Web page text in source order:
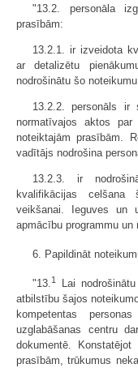
"13.2. personāla
prasībām:
13.2.1. ir izveidota
ar detalizētu
nodrošinātu šo
13.2.2. personāls ir
normatīvajos aktos par
noteiktajām prasībām.
vadītājs nodrošina
13.2.3. ir
kvalifikācijas celšana
veikšanai. Ieguves un
apmācību programmu un
6. Papildināt
"13.1
Lai
atbilstību šajos
kompetentas
uzglabāšanas centru
dokumentē.
prasībām, trūkumus